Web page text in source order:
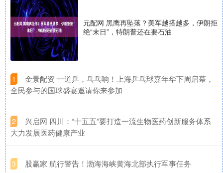
元配网 黑鹰再坠落？美军越搭越多，伊朗拒
绝“末日”，特朗普还在要石油
1
​金景配资 一道乒，乓乓响！上海乒乓球嘉年华下周启幕，
全民参与的国球盛宴邀请你来参加
2
​兴启网 四川：“十五五”要打造一流生物医药创新服务体系
大力发展医药健康产业
3 ​股赢家 航行警告！渤海海峡黄海北部执行军事任务